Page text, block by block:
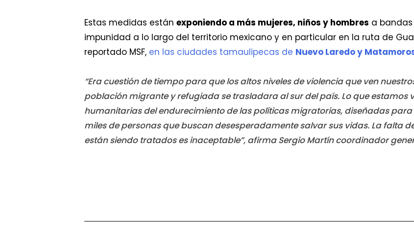
Estas medidas están exponiendo a más mujeres, niños y hombres a
impunidad a lo largo del territorio mexicano y en particular en la ruta de
reportado MSF, en las ciudades tamaulipecas de Nuevo Laredo y
“Era cuestión de tiempo para que los altos niveles de violencia que ven
población migrante y refugiada se trasladara al sur del país. Lo que estamos
humanitarias del endurecimiento de las políticas migratorias, diseñadas
miles de personas que buscan desesperadamente salvar sus vidas. La falta
están siendo tratados es inaceptable”, afirma Sergio Martín coordinador